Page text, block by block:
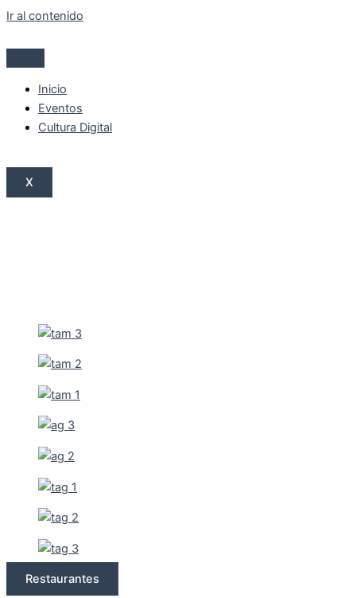
Ir al contenido
Inicio
Eventos
Cultura Digital
X
Restaurantes